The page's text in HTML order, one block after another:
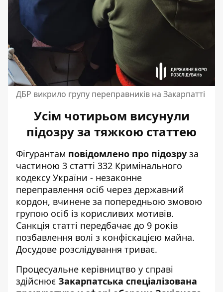
ДБР викрило групу переправників на Закарпатті
Усім чотирьом висунули
підозру за тяжкою статтею
Фігурантам повідомлено про підозру за
частиною 3 статті 332 Кримінального
кодексу України - незаконне
переправлення осіб через державний
кордон, вчинене за попередньою змовою
групою осіб із корисливих мотивів.
Санкція статті передбачає до 9 років
позбавлення волі з конфіскацією майна.
Досудове розслідування триває.
Процесуальне керівництво у справі
здійснює Закарпатська спеціалізована